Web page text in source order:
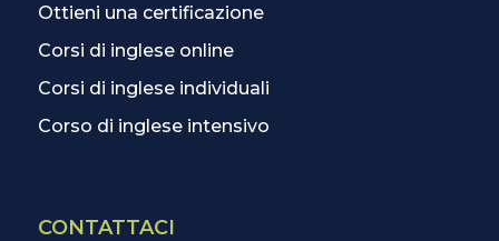
Ottieni una certificazione
Corsi di inglese online
Corsi di inglese individuali
Corso di inglese intensivo
CONTATTACI